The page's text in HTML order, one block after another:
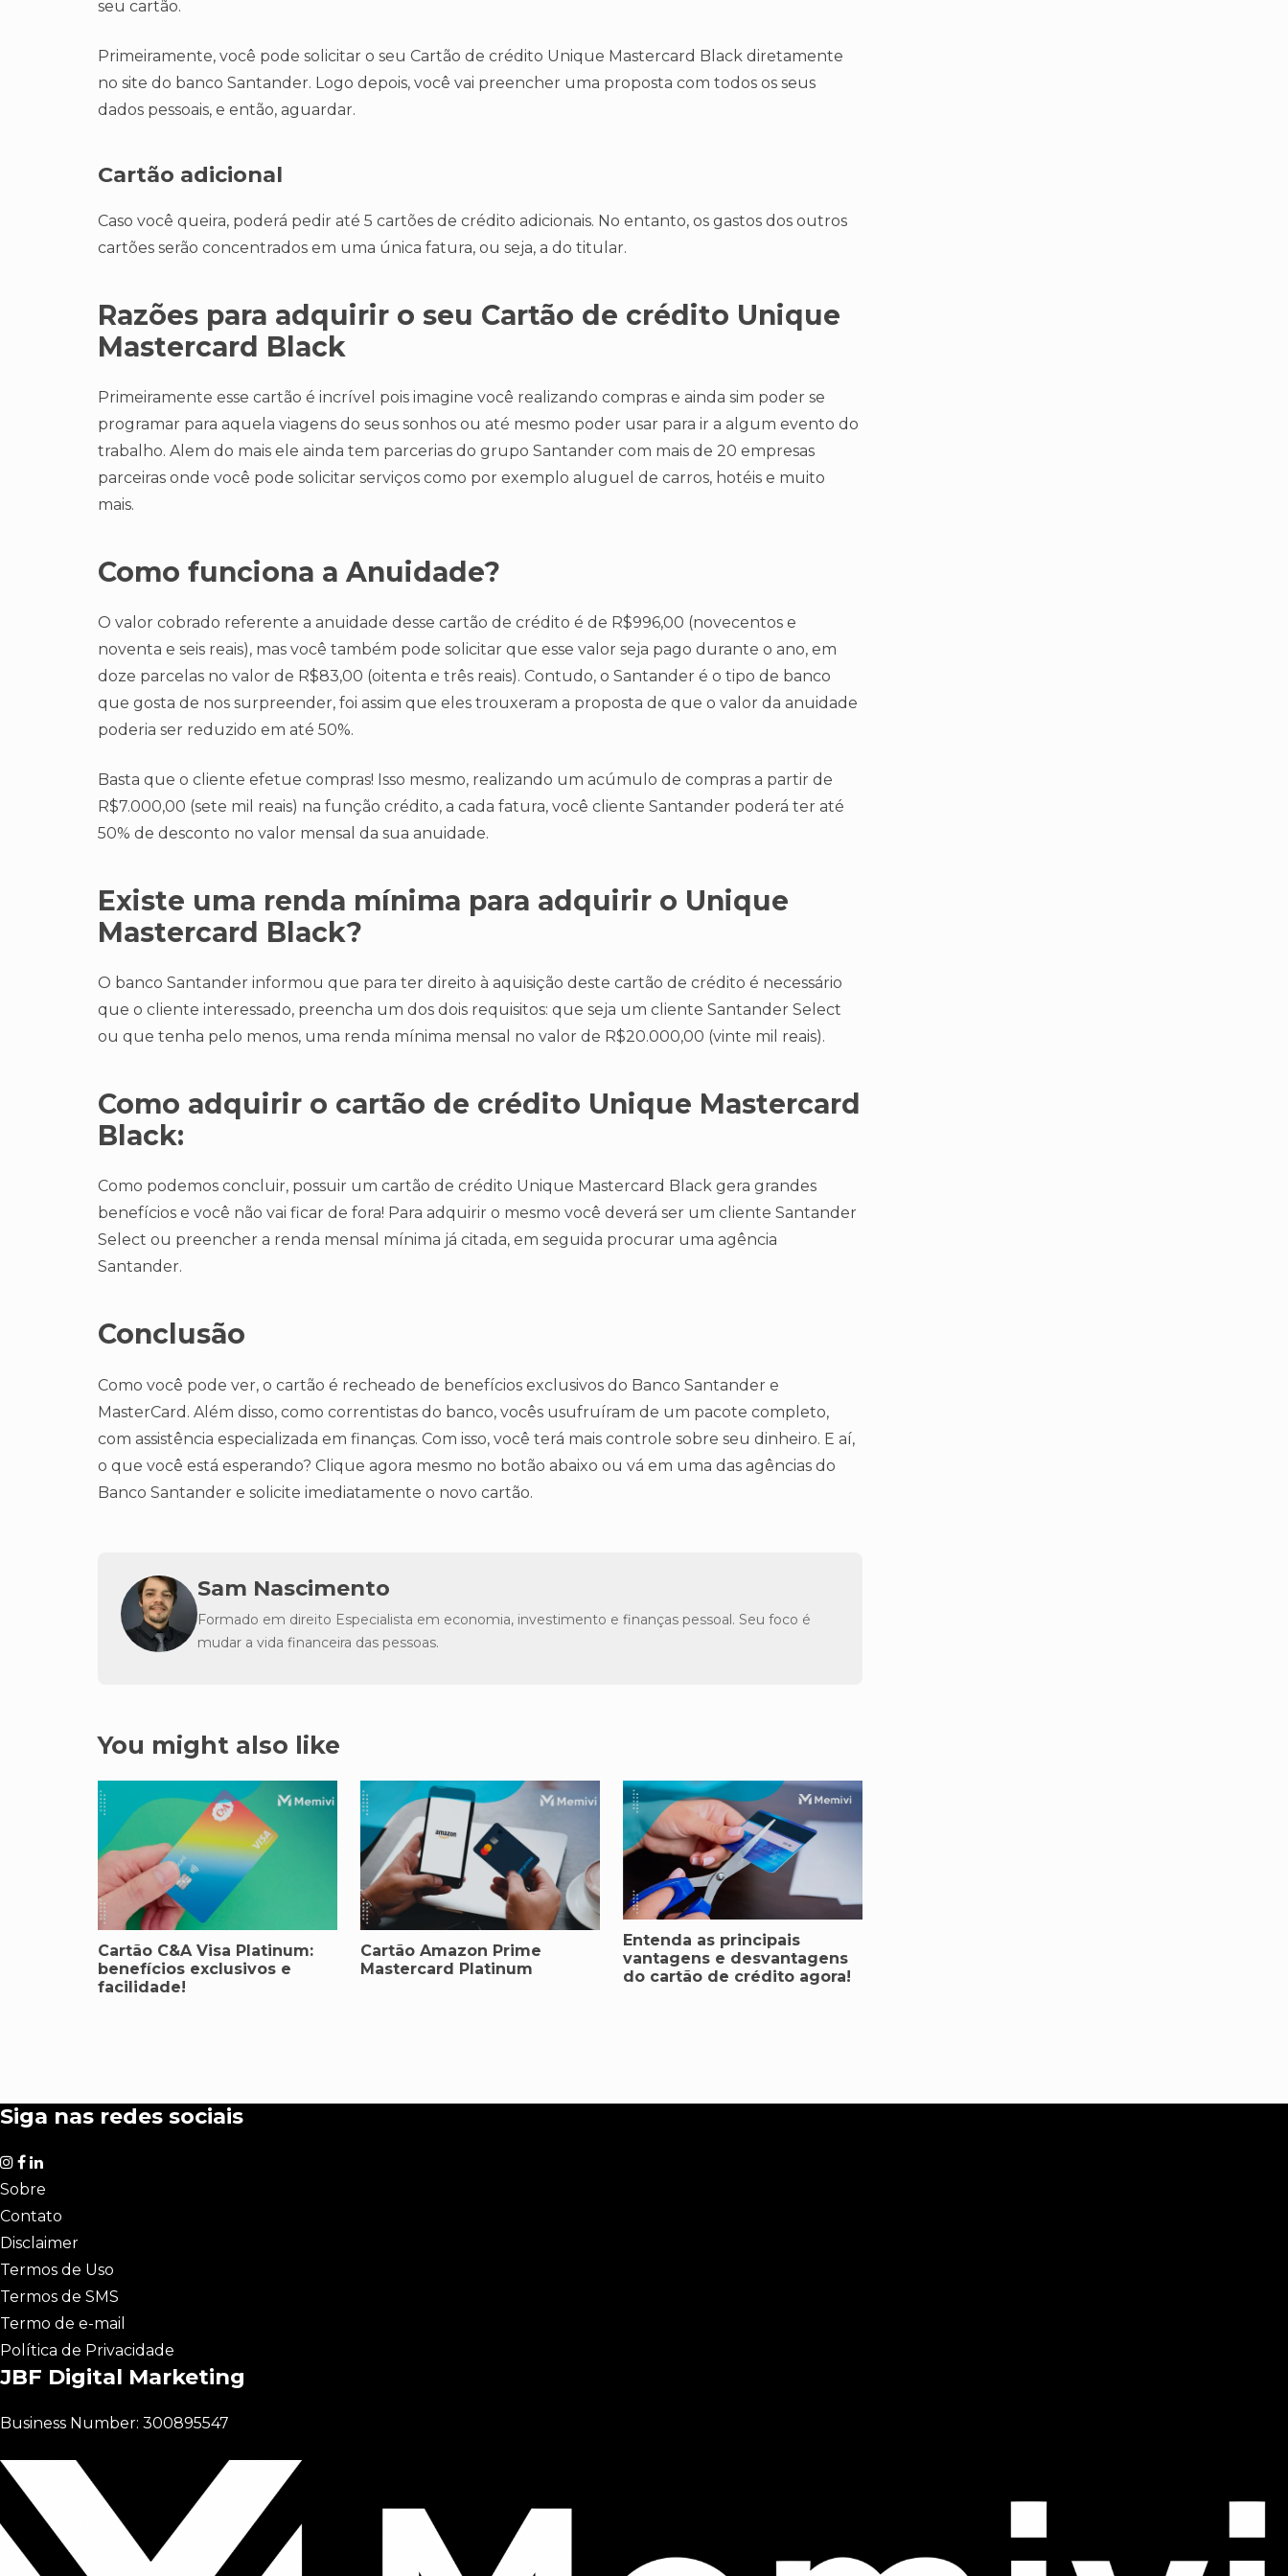
seu cartão.
Primeiramente, você pode solicitar o seu Cartão de crédito Unique Mastercard Black diretamente
no site do banco Santander. Logo depois, você vai preencher uma proposta com todos os seus
dados pessoais, e então, aguardar.
Cartão adicional
Caso você queira, poderá pedir até 5 cartões de crédito adicionais. No entanto, os gastos dos outros
cartões serão concentrados em uma única fatura, ou seja, a do titular.
Razões para adquirir o seu Cartão de crédito Unique
Mastercard Black
Primeiramente esse cartão é incrível pois imagine você realizando compras e ainda sim poder se
programar para aquela viagens do seus sonhos ou até mesmo poder usar para ir a algum evento do
trabalho. Alem do mais ele ainda tem parcerias do grupo Santander com mais de 20 empresas
parceiras onde você pode solicitar serviços como por exemplo aluguel de carros, hotéis e muito
mais.
Como funciona a Anuidade?
O valor cobrado referente a anuidade desse cartão de crédito é de R$996,00 (novecentos e
noventa e seis reais), mas você também pode solicitar que esse valor seja pago durante o ano, em
doze parcelas no valor de R$83,00 (oitenta e três reais). Contudo, o Santander é o tipo de banco
que gosta de nos surpreender, foi assim que eles trouxeram a proposta de que o valor da anuidade
poderia ser reduzido em até 50%.
Basta que o cliente efetue compras! Isso mesmo, realizando um acúmulo de compras a partir de
R$7.000,00 (sete mil reais) na função crédito, a cada fatura, você cliente Santander poderá ter até
50% de desconto no valor mensal da sua anuidade.
Existe uma renda mínima para adquirir o Unique
Mastercard Black?
O banco Santander informou que para ter direito à aquisição deste cartão de crédito é necessário
que o cliente interessado, preencha um dos dois requisitos: que seja um cliente Santander Select
ou que tenha pelo menos, uma renda mínima mensal no valor de R$20.000,00 (vinte mil reais).
Como adquirir o cartão de crédito Unique Mastercard
Black:
Como podemos concluir, possuir um cartão de crédito Unique Mastercard Black gera grandes
benefícios e você não vai ficar de fora! Para adquirir o mesmo você deverá ser um cliente Santander
Select ou preencher a renda mensal mínima já citada, em seguida procurar uma agência
Santander.
Conclusão
Como você pode ver, o cartão é recheado de benefícios exclusivos do Banco Santander e
MasterCard. Além disso, como correntistas do banco, vocês usufruíram de um pacote completo,
com assistência especializada em finanças. Com isso, você terá mais controle sobre seu dinheiro. E aí,
o que você está esperando? Clique agora mesmo no botão abaixo ou vá em uma das agências do
Banco Santander e solicite imediatamente o novo cartão.
Sam Nascimento
Formado em direito Especialista em economia, investimento e finanças pessoal. Seu foco é
mudar a vida financeira das pessoas.
You might also like
Cartão C&A Visa Platinum:
benefícios exclusivos e
facilidade!
Cartão Amazon Prime
Mastercard Platinum
Entenda as principais
vantagens e desvantagens
do cartão de crédito agora!
Siga nas redes sociais
Sobre
Contato
Disclaimer
Termos de Uso
Termos de SMS
Termo de e-mail
Política de Privacidade
JBF Digital Marketing
Business Number: 300895547